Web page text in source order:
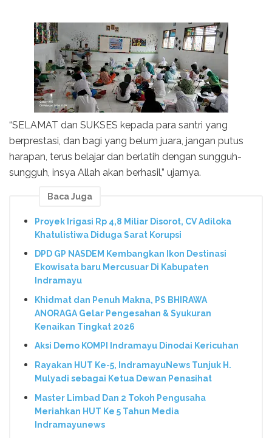
“SELAMAT dan SUKSES kepada para santri yang
berprestasi, dan bagi yang belum juara, jangan putus
harapan, terus belajar dan berlatih dengan sungguh-
sungguh, insya Allah akan berhasil,” ujarnya.
Baca Juga
Proyek Irigasi Rp 4,8 Miliar Disorot, CV Adiloka
Khatulistiwa Diduga Sarat Korupsi
DPD GP NASDEM Kembangkan Ikon Destinasi
Ekowisata baru Mercusuar Di Kabupaten
Indramayu
Khidmat dan Penuh Makna, PS BHIRAWA
ANORAGA Gelar Pengesahan & Syukuran
Kenaikan Tingkat 2026
Aksi Demo KOMPI Indramayu Dinodai Kericuhan
Rayakan HUT Ke-5, IndramayuNews Tunjuk H.
Mulyadi sebagai Ketua Dewan Penasihat
Master Limbad Dan 2 Tokoh Pengusaha
Meriahkan HUT Ke 5 Tahun Media
Indramayunews